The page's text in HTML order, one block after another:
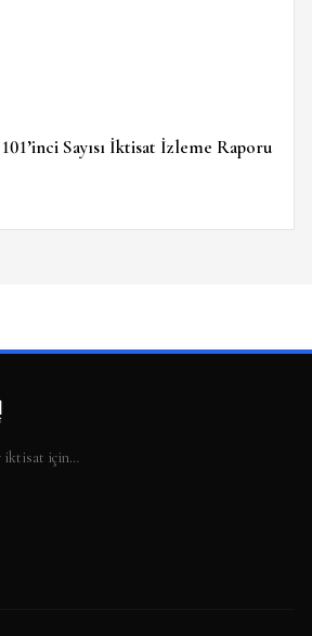
Sayısı İktisat İzleme Raporu
iktisat için…